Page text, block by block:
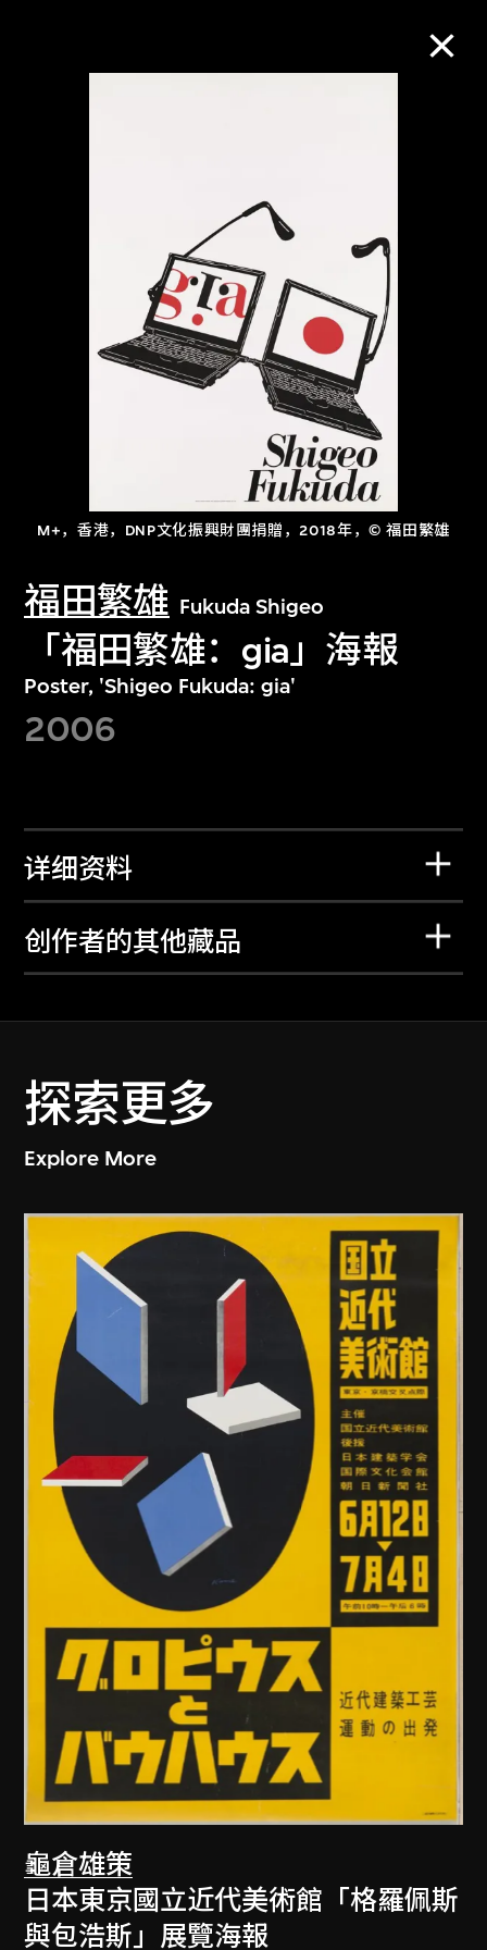
M+，香港，DNP文化振興財團捐贈，2018年，© 福田繁雄
福田繁雄 Fukuda Shigeo
「福田繁雄：gia」海報
Poster, 'Shigeo Fukuda: gia'
2006
详细资料
创作者的其他藏品
探索更多
Explore More
龜倉雄策
日本東京國立近代美術館「格羅佩斯
與包浩斯」展覽海報
关于M+藏品
探索世界顶级的二十及二十一世纪视觉